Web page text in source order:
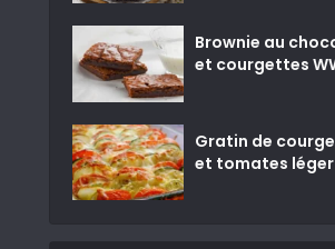
Brownie au
et courgettes
Gratin de
et tomates léger